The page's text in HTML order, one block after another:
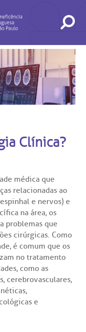
Clínica?
médica que
relacionadas ao
e nervos) e
na área, os
problemas que
cirúrgicas. Como
é comum que os
no tratamento
como as
cerebrovasculares,
e